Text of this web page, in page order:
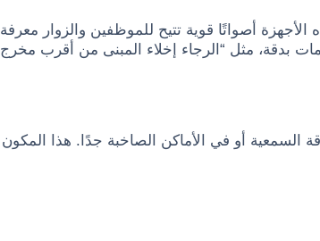
أصواتًا قوية تتيح للموظفين والزوار
بدقة، مثل “الرجاء إخلاء المبنى من أقرب
السمعية أو في الأماكن الصاخبة جدًا. هذا